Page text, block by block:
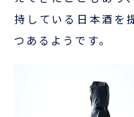
持している日本酒を
つあるようです。